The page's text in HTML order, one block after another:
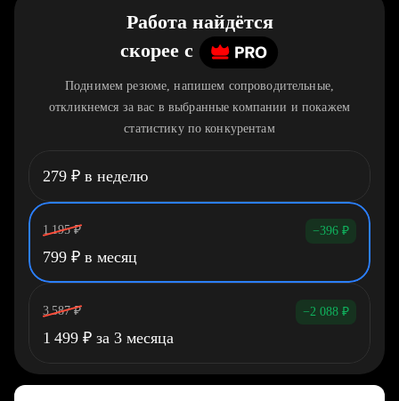
Работа найдётся
скорее c
Поднимем резюме, напишем сопроводительные,
откликнемся за вас в выбранные компании и покажем
статистику по конкурентам
279 ₽ в неделю
1 195 ₽ −396 ₽
799 ₽ в месяц
3 587 ₽ −2 088 ₽
1 499 ₽ за 3 месяца